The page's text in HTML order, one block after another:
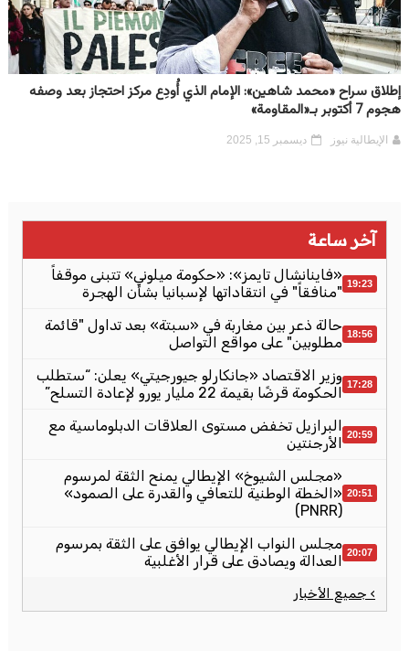
إطلاق سراح «محمد شاهين»: الإمام الذي أُودِع مركز احتجاز بعد وصفه
هجوم 7 أكتوبر بـ«المقاومة»
الإيطالية نيوز ديسمبر 15, 2025
آخر ساعة
19:23 «فاينانشال تايمز»: «حكومة ميلوني» تتبنى موقفاً
"منافقاً" في انتقاداتها لإسبانيا بشأن الهجرة
18:56 حالة ذعر بين مغاربة في «سبتة» بعد تداول "قائمة
مطلوبين" على مواقع التواصل
17:28 وزير الاقتصاد «جانكارلو جيورجيتي» يعلن: “ستطلب
الحكومة قرضًا بقيمة 22 مليار يورو لإعادة التسلح”
20:59 البرازيل تخفض مستوى العلاقات الدبلوماسية مع
الأرجنتين
20:51
«مجلس الشيوخ» الإيطالي يمنح الثقة لمرسوم
«الخطة الوطنية للتعافي والقدرة على الصمود»
(PNRR)
20:07 مجلس النواب الإيطالي يوافق على الثقة بمرسوم
العدالة ويصادق على قرار الأغلبية
› جميع الأخبار